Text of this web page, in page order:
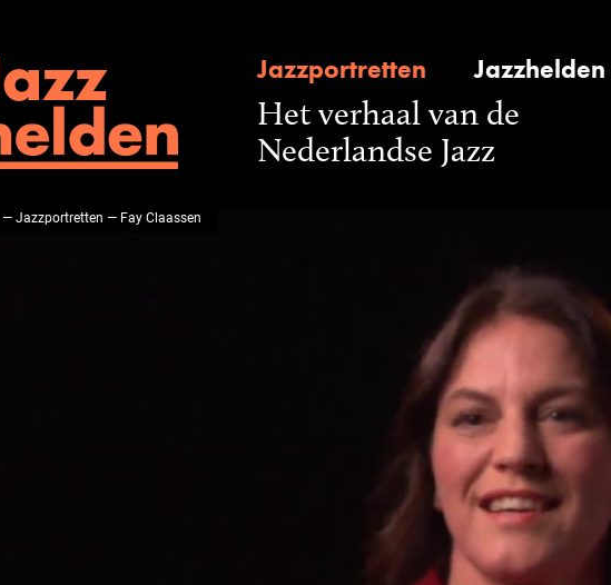
Jazzportretten
Het verhaal van de
Nederlandse Jazz
—Jazzportretten — Fay Claassen